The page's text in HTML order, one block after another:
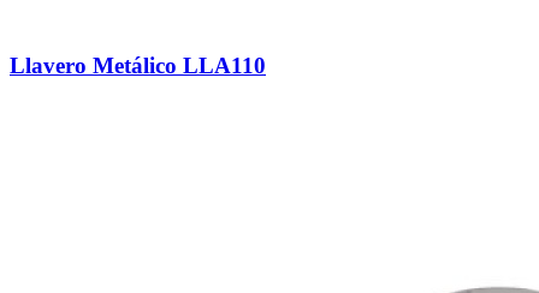
Llavero Metálico LLA110